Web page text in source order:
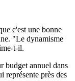
c'est une bonne
"Le dynamisme
t-il.
budget annuel dans
représente près des